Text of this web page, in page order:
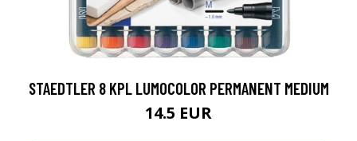
STAEDTLER 8 KPL LUMOCOLOR PERMANENT MEDIUM
14.5 EUR